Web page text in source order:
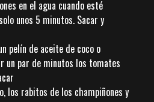
en el agua cuando esté
unos 5 minutos. Sacar y
pelín de aceite de coco o
un par de minutos los tomates
los rabitos de los champiñones y